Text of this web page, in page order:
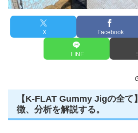
X Facebook
LINE
【K-FLAT Gummy Jigの全て
徴、分析を解説する。